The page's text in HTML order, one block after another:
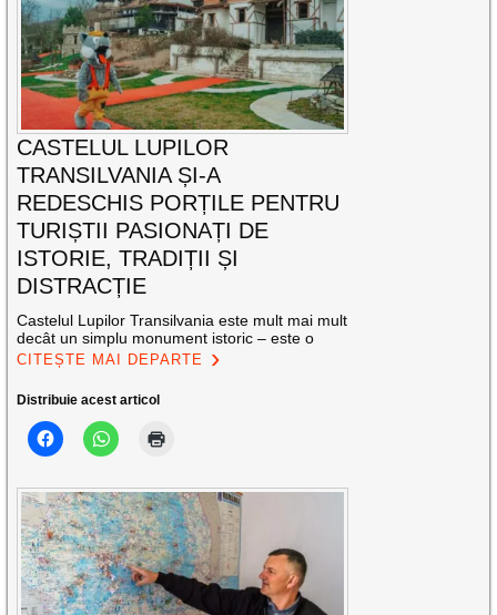
CASTELUL LUPILOR
TRANSILVANIA ȘI-A
REDESCHIS PORȚILE PENTRU
TURIȘTII PASIONAȚI DE
ISTORIE, TRADIȚII ȘI
DISTRACȚIE
Castelul Lupilor Transilvania este mult mai mult
decât un simplu monument istoric – este o
CITEȘTE MAI DEPARTE
Distribuie acest articol